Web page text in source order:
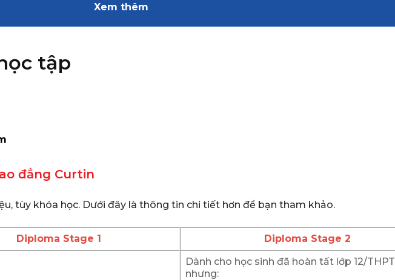
Xem thêm
tập
đẳng Curtin
tùy khóa học. Dưới đây là thông tin chi tiết hơn để bạn tham khảo.
Diploma Stage 1 Diploma Stage 2
Dành cho học sinh đã hoàn tất lớp 12/THPT
nhưng: